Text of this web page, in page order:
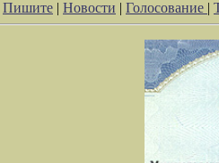
Пишите | Новости | Голосование |